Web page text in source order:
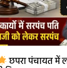
छपरा पंचायत में